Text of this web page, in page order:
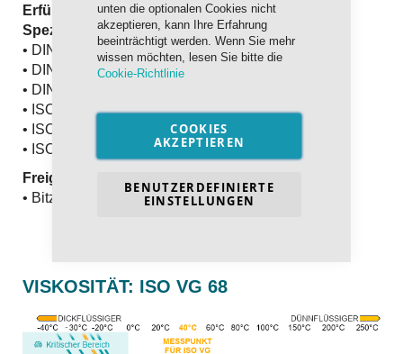
unten die optionalen Cookies nicht
akzeptieren, kann Ihre Erfahrung
beeinträchtigt werden. Wenn Sie mehr
wissen möchten, lesen Sie bitte die
Cookie-Richtlinie
COOKIES
AKZEPTIEREN
BENUTZERDEFINIERTE
EINSTELLUNGEN
Erfüllt und übertrifft die internationalen
Spezifikationen:
• DIN 51503-1 (KAA)
• DIN 51503-1 (KE)
• DIN 51503-1 (KC)
• ISO 6743-3 (DRA)
• ISO 6743-3 (DRC)
• ISO 6743-3 (DRG)
Freigegeben nach:
• Bitzer Kältemaschinen
VISKOSITÄT: ISO VG 68